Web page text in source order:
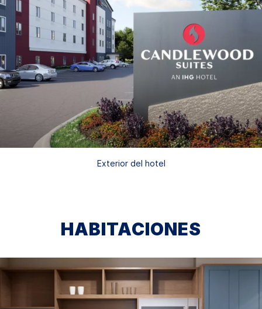
Exterior del hotel
HABITACIONES